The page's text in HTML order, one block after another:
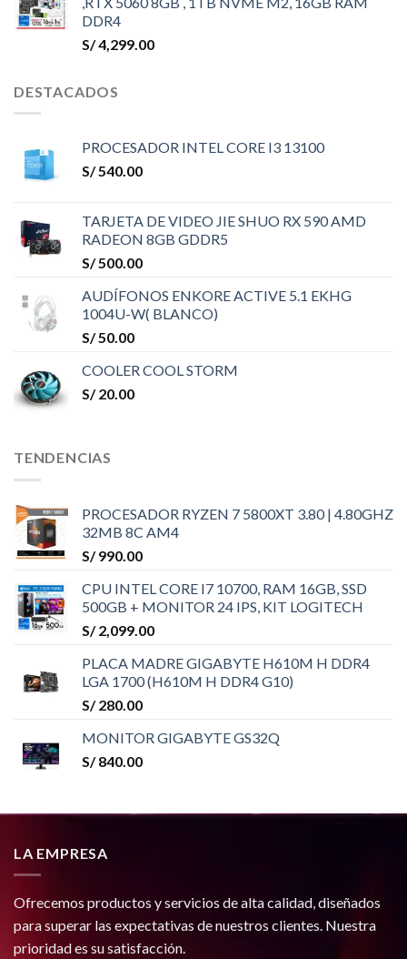
DDR4
S/4,299.00
DESTACADOS
PROCESADOR INTEL CORE I3 13100
S/540.00
TARJETA DE VIDEO JIE SHUO RX 590 AMD
RADEON 8GB GDDR5
S/500.00
AUDÍFONOS ENKORE ACTIVE 5.1 EKHG
1004U-W( BLANCO)
S/50.00
COOLER COOL STORM
S/20.00
TENDENCIAS
PROCESADOR RYZEN 7 5800XT 3.80 | 4.80GHZ
32MB 8C AM4
S/990.00
CPU INTEL CORE I7 10700, RAM 16GB, SSD
500GB + MONITOR 24 IPS, KIT LOGITECH
S/2,099.00
PLACA MADRE GIGABYTE H610M H DDR4
LGA 1700 (H610M H DDR4 G10)
S/280.00
MONITOR GIGABYTE GS32Q
S/840.00
LA EMPRESA
Ofrecemos productos y servicios de alta calidad, diseñados
para superar las expectativas de nuestros clientes. Nuestra
prioridad es su satisfacción.